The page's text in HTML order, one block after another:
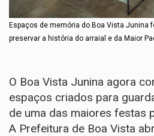
Espaços de memória do Boa Vista Junina
preservar a história do arraial e da Maior
O Boa Vista Junina agora
espaços criados para
de uma das maiores festas
A Prefeitura de Boa Vista